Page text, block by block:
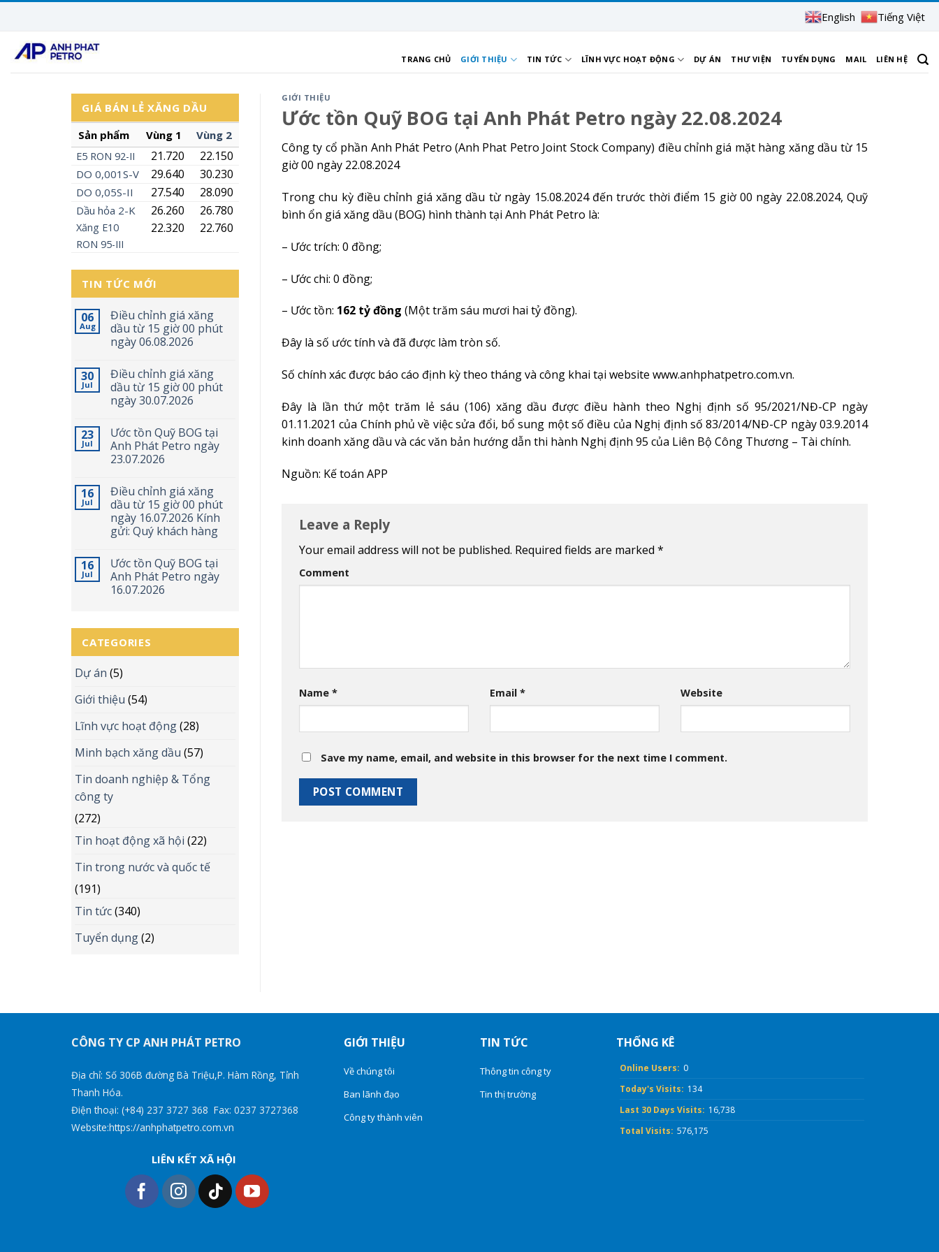
content
English Tiếng Việt
TRANG CHỦ GIỚI THIỆU TIN TỨC LĨNH VỰC HOẠT ĐỘNG DỰ ÁN THƯ VIỆN TUYỂN DỤNG MAIL LIÊN HỆ
GIÁ BÁN LẺ XĂNG DẦU
Sản phẩm
Vùng 1 Vùng 2
E5 RON 92-II 22.150
21.720
DO 0,001S-V 30.230
29.640
DO 0,05S-II 28.090
27.540
Dầu hỏa 2-K 26.780
26.260
Xăng E10
RON 95-III
22.760
22.320
TIN TỨC MỚI
06
Aug
Điều chỉnh giá xăng
dầu từ 15 giờ 00 phút
ngày 06.08.2026
30
Jul
Điều chỉnh giá xăng
dầu từ 15 giờ 00 phút
ngày 30.07.2026
23
Jul
Ước tồn Quỹ BOG tại
Anh Phát Petro ngày
23.07.2026
16
Jul
Điều chỉnh giá xăng
dầu từ 15 giờ 00 phút
ngày 16.07.2026 Kính
gửi: Quý khách hàng
16
Jul
Ước tồn Quỹ BOG tại
Anh Phát Petro ngày
16.07.2026
CATEGORIES
Dự án (5)
Giới thiệu (54)
Lĩnh vực hoạt động(28)
Minh bạch xăng dầu (57)
Tin doanh nghiệp & Tổng
công ty
(272)
Tin hoạt động xã hội (22)
Tin trong nước và quốc tế
(191)
Tin tức(340)
Tuyển dụng(2)
GIỚI THIỆU
Ước tồn Quỹ BOG tại Anh Phát Petro ngày 22.08.2024
Công ty cổ phần Anh Phát Petro (Anh Phat Petro Joint Stock Company) điều chỉnh giá mặt hàng xăng dầu từ 15
giờ 00 ngày 22.08.2024
Trong chu kỳ điều chỉnh giá xăng dầu từ ngày 15.08.2024 đến trước thời điểm 15 giờ 00 ngày 22.08.2024, Quỹ
bình ổn giá xăng dầu (BOG) hình thành tại Anh Phát Petro là:
– Ước trích: 0 đồng;
– Ước chi: 0 đồng;
– Ước tồn: 162 tỷ đồng (Một trăm sáu mươi hai tỷ đồng).
Đây là số ước tính và đã được làm tròn số.
Số chính xác được báo cáo định kỳ theo tháng và công khai tại website www.anhphatpetro.com.vn.
Đây là lần thứ một trăm lẻ sáu (106) xăng dầu được điều hành theo Nghị định số 95/2021/NĐ-CP ngày
01.11.2021 của Chính phủ về việc sửa đổi, bổ sung một số điều của Nghị định số 83/2014/NĐ-CP ngày 03.9.2014
kinh doanh xăng dầu và các văn bản hướng dẫn thi hành Nghị định 95 của Liên Bộ Công Thương – Tài chính.
Nguồn: Kế toán APP
Leave a Reply
Your email address will not be published. Required fields are marked *
Comment
Name * Email * Website
Save my name, email, and website in this browser for the next time I comment.
CÔNG TY CP ANH PHÁT PETRO
Địa chỉ: Số 306B đường Bà Triệu,P. Hàm Rồng, Tỉnh
Thanh Hóa.
Điện thoại: (+84) 237 3727 368 Fax: 0237 3727368
Website:https://anhphatpetro.com.vn
LIÊN KẾT XÃ HỘI
GIỚI THIỆU
Về chúng tôi
Ban lãnh đạo
Công ty thành viên
TIN TỨC
Thông tin công ty
Tin thị trường
THỐNG KÊ
Online Users: 0
Today's Visits: 134
Last 30 Days Visits: 16,738
Total Visits: 576,175